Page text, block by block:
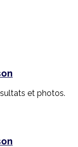
et photos.